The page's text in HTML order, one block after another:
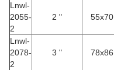
Lnwl-
2055-
2
2 "
55x70
Lnwl-
2078-
2
3 " 78x86